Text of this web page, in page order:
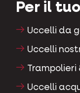
Per il
Uccelli da
Uccelli
Trampolieri
Uccelli